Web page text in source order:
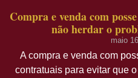
Compra e venda com
não herdar o
maio
A compra e venda com
contratuais para evitar que